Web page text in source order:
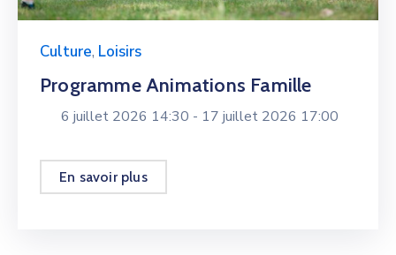
Culture, Loisirs
Programme Animations Famille
6 juillet 2026 14:30 - 17 juillet 2026 17:00
En savoir plus